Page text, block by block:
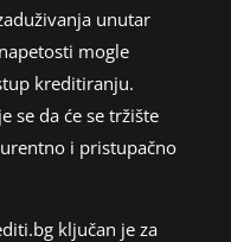
unutar
mogle
kreditiranju.
se da će se tržište
i pristupačno
ključan je za